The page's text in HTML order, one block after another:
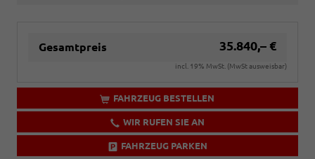
Gesamtpreis 35.840,– €
incl. 19% MwSt. (MwSt ausweisbar)
FAHRZEUG BESTELLEN
WIR RUFEN SIE AN
FAHRZEUG PARKEN